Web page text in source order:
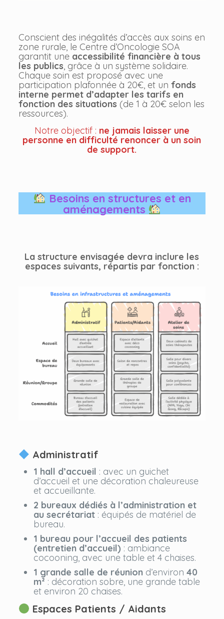
Conscient des inégalités d’accès aux soins en
zone rurale, le Centre d’Oncologie SOA
garantit une accessibilité financière à tous
les publics , grâce à un système solidaire.
Chaque soin est proposé avec une
participation plafonnée à 20€, et un fonds
interne permet d’adapter les tarifs en
fonction des situations (de 1 à 20€ selon les
ressources).
Notre objectif : ne jamais laisser une
personne en difficulté renoncer à un soin
de support.
Besoins en structures et en
aménagements
La structure envisagée devra inclure les
espaces suivants, répartis par fonction :
Administratif
1 hall d’accueil : avec un guichet
d’accueil et une décoration chaleureuse
et accueillante.
2 bureaux dédiés à l’administration et
au secrétariat: équipés de matériel de
bureau.
1 bureau pour l’accueil des patients
(entretien d’accueil) : ambiance
cocooning, avec une table et 4 chaises.
1 grande salle de réunion d’environ 40
m² : décoration sobre, une grande table
et environ 20 chaises.
Espaces Patients / Aidants